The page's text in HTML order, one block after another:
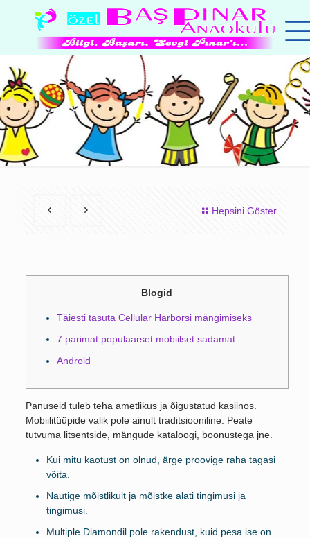
Hepsini Göster
Blogid
Täiesti tasuta Cellular Harborsi mängimiseks
7 parimat populaarset mobiilset sadamat
Android
Panuseid tuleb teha ametlikus ja õigustatud kasiinos.
Mobiilitüüpide valik pole ainult traditsiooniline. Peate
tutvuma litsentside, mängude kataloogi, boonustega jne.
Kui mitu kaotust on olnud, ärge proovige raha tagasi
võita.
Nautige mõistlikult ja mõistke alati tingimusi ja
tingimusi.
Multiple Diamondil pole rakendust, kuid pesa ise on